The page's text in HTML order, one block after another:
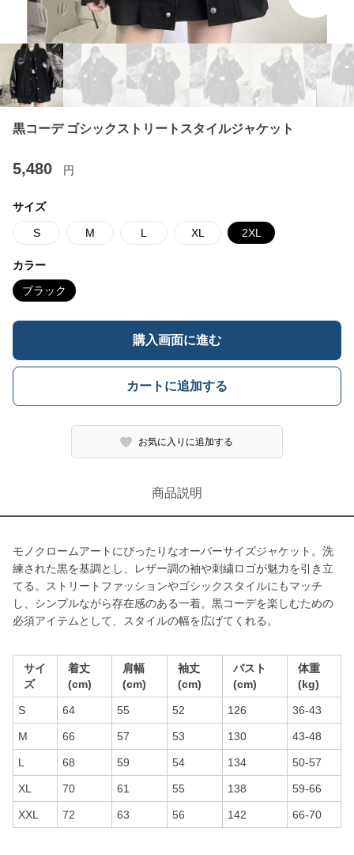
黒コーデ ゴシックストリートスタイルジャケット
5,480 円
サイズ
S M L XL 2XL
カラー
ブラック
購入画面に進む
カートに追加する
お気に入りに追加する
商品説明
モノクロームアートにぴったりなオーバーサイズジャケット。洗
練された黒を基調とし、レザー調の袖や刺繍ロゴが魅力を引き立
てる。ストリートファッションやゴシックスタイルにもマッチ
し、シンプルながら存在感のある一着。黒コーデを楽しむための
必須アイテムとして、スタイルの幅を広げてくれる。
サイ
ズ
着丈
(cm)
肩幅
(cm)
袖丈
(cm)
バスト
(cm)
体重
(kg)
S 64 55 52 126 36-43
M 66 57 53 130 43-48
L 68 59 54 134 50-57
XL 70 61 55 138 59-66
XXL 72 63 56 142 66-70